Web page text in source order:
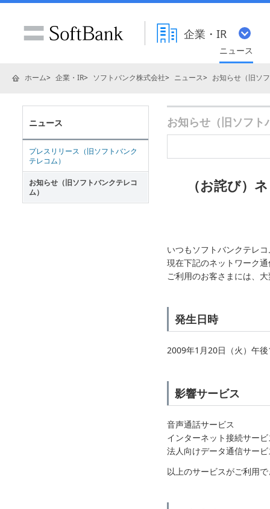
企業・IR
ニュース
ホーム 企業・IR ソフトバンク株式会社 ニュース お知らせ（旧ソ
お知らせ（旧ソフト
（お詫び）
いつもソフトバンクテレ
現在下記のネットワーク
ご利用のお客さまには、
発生日時
2009年1月20日（火）午
影響サービス
音声通話サービス
インターネット接続サー
法人向けデータ通信サー
以上のサービスがご利用
ニュース
プレスリリース（旧ソフトバンク
テレコム）
お知らせ（旧ソフトバンクテレコ
ム）